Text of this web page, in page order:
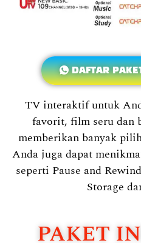
DAFTAR
TV interaktif untuk
favorit, film seru dan
memberikan banyak
Anda juga dapat
seperti Pause and
Storage
PAKET